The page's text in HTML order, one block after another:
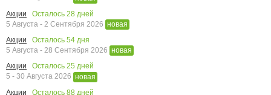
Акции
Осталось 28 дней
5 Августа - 2 Сентября 2026 новая
Акции
Осталось 54 дня
5 Августа - 28 Сентября 2026 новая
Акции
Осталось 25 дней
5 - 30 Августа 2026 новая
Акции
Осталось 88 дней